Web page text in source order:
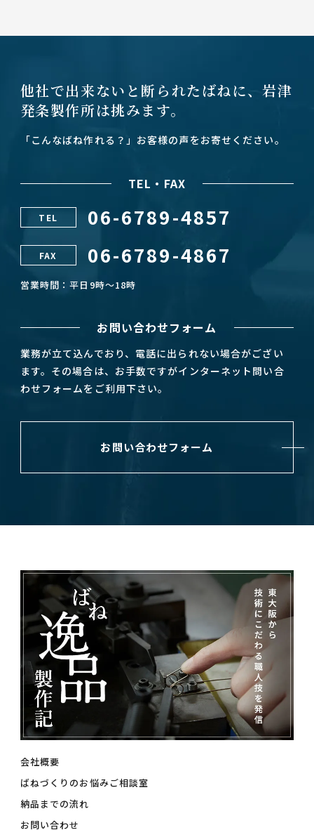
他社で出来ないと断られたばねに、岩津
発条製作所は挑みます。
「こんなばね作れる？」お客様の声をお寄せください。
TEL・FAX
TEL 06-6789-4857
FAX 06-6789-4867
営業時間：平日9時～18時
お問い合わせフォーム
業務が立て込んでおり、電話に出られない場合がござい
ます。その場合は、お手数ですがインターネット問い合
わせフォームをご利用下さい。
お問い合わせフォーム
会社概要
ばねづくりのお悩みご相談室
納品までの流れ
お問い合わせ